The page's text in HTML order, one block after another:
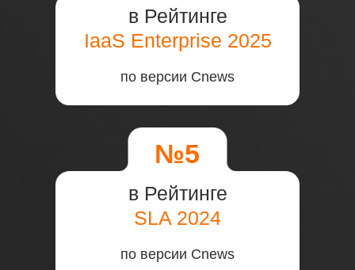
№4
в Рейтинге
GPU Cloud 2024
по версии Компьютерра
по версии Компьютерра
комплексного сервиса поддержки и
хостинга 1С 2024
№5